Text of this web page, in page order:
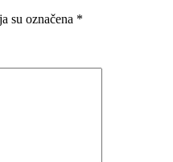
su označena *